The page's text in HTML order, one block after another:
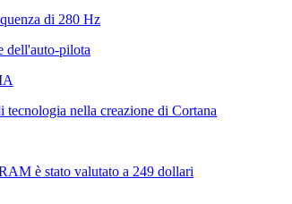
di 280 Hz
dell'auto-pilota
nella creazione di Cortana
è stato valutato a 249 dollari